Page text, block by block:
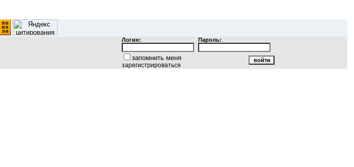
Логин: Пароль:
запомнить меня
зарегистрироваться